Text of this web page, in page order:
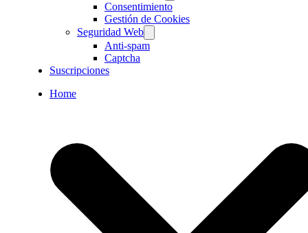
Consentimiento
Gestión de Cookies
Seguridad Web
Anti-spam
Captcha
Suscripciones
Home